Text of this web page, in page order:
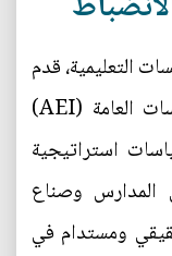
التعليمية، قدم
معهد أيرلندا الأمريكي لأبحاث السياسات العامة (AEI)
استراتيجية
وصناع
ومستدام في